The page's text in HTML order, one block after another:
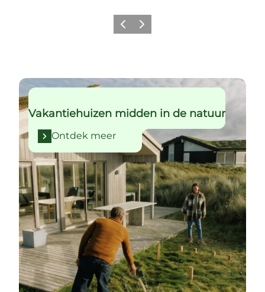
Vorige Volgende
Ontdek meer
Vakantiehuizen midden in de natuur
Ontdek meer